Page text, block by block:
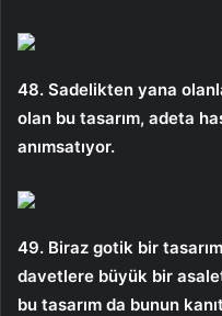
48. Sadelikten yana
olan bu tasarım, adeta
anımsatıyor.
49. Biraz gotik bir
davetlere büyük bir
bu tasarım da bunun